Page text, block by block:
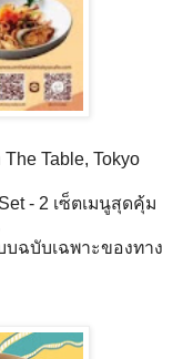
Table, Tokyo
- 2 เซ็ตเมนูสุดคุ้ม
บฉบับเฉพาะของทาง